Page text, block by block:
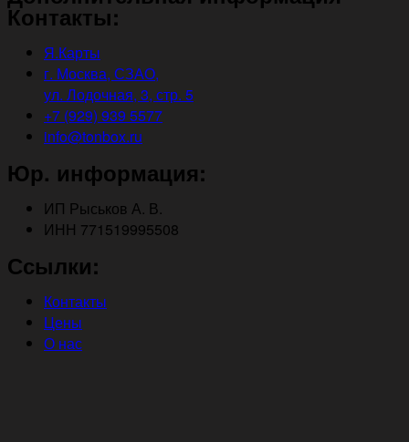
Контакты:
Я.Карты
г. Москва, СЗАО,
ул. Лодочная, 3, стр. 5
+7 (929) 939 5577
info@tonbox.ru
Юр. информация:
ИП Рыськов А. В.
ИНН 771519995508
Ссылки:
Контакты
Цены
О нас